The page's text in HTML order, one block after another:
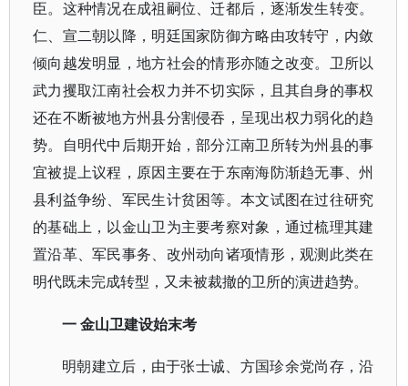
臣。这种情况在成祖嗣位、迁都后，逐渐发生转变。
仁、宣二朝以降，明廷国家防御方略由攻转守，内敛
倾向越发明显，地方社会的情形亦随之改变。卫所以
武力攫取江南社会权力并不切实际，且其自身的事权
还在不断被地方州县分割侵吞，呈现出权力弱化的趋
势。自明代中后期开始，部分江南卫所转为州县的事
宜被提上议程，原因主要在于东南海防渐趋无事、州
县利益争纷、军民生计贫困等。本文试图在过往研究
的基础上，以金山卫为主要考察对象，通过梳理其建
置沿革、军民事务、改州动向诸项情形，观测此类在
明代既未完成转型，又未被裁撤的卫所的演进趋势。
一 金山卫建设始末考
明朝建立后，由于张士诚、方国珍余党尚存，沿